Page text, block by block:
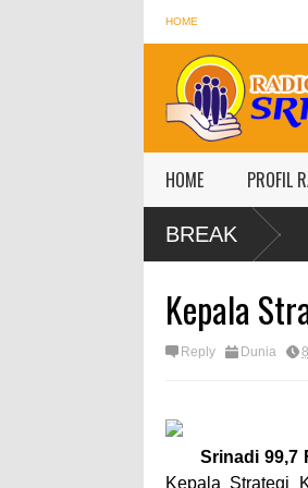
HOME
HOME PROFIL
BREAK
Kepala
Reply Dunia
Srinadi 99,7
Kepala Strategi